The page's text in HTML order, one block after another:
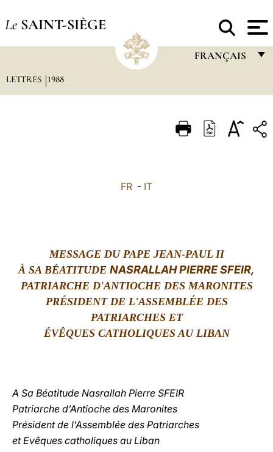
Le SAINT-SIÈGE
FRANÇAIS
ITALIANO
中文
LATINE
LETTRES 1988
FR - IT
MESSAGE DU PAPE JEAN-PAUL II
À SA BÉATITUDE NASRALLAH PIERRE SFEIR,
PATRIARCHE D'ANTIOCHE DES MARONITES
PRÉSIDENT DE L'ASSEMBLÉE DES
PATRIARCHES ET
ÉVÊQUES CATHOLIQUES AU LIBAN
A Sa Béatitude Nasrallah Pierre SFEIR
Patriarche d’Antioche des Maronites
Président de l’Assemblée des Patriarches
et Evêques catholiques au Liban